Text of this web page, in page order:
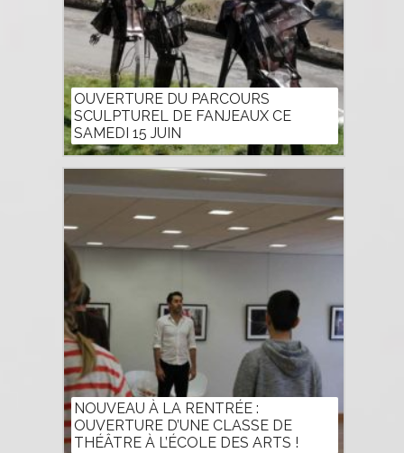
OUVERTURE DU PARCOURS
SCULPTUREL DE FANJEAUX CE
SAMEDI 15 JUIN
NOUVEAU À LA RENTRÉE :
OUVERTURE D’UNE CLASSE DE
THÉÂTRE À L’ÉCOLE DES ARTS !